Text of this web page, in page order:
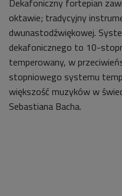
Dekafoniczny fortepian
oktawie; tradycyjny
dwunastodźwiękowej.
dekafonicznego to 10-
temperowany, w
stopniowego systemu
większość muzyków w
Sebastiana Bacha.